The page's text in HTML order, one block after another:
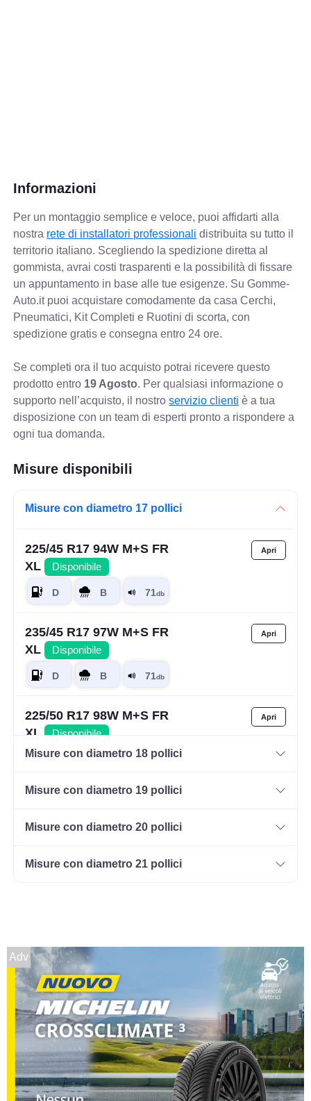
Informazioni
Per un montaggio semplice e veloce, puoi affidarti alla
nostra rete di installatori professionali distribuita su tutto il
territorio italiano. Scegliendo la spedizione diretta al
gommista, avrai costi trasparenti e la possibilità di fissare
un appuntamento in base alle tue esigenze. Su Gomme-
Auto.it puoi acquistare comodamente da casa Cerchi,
Pneumatici, Kit Completi e Ruotini di scorta, con
spedizione gratis e consegna entro 24 ore.
Se completi ora il tuo acquisto potrai ricevere questo
prodotto entro 19 Agosto. Per qualsiasi informazione o
supporto nell’acquisto, il nostroservizio clienti è a tua
disposizione con un team di esperti pronto a rispondere a
ogni tua domanda.
Misure disponibili
Misure con diametro 17 pollici
225/45 R17 94W M+S FR
XL
Disponibile
235/45 R17 97W M+S FR
XL
Disponibile
225/50 R17 98W M+S FR
XL
Disponibile
235/65 R17 108V M+S
245/45 R17 99W M+S FR
XL
Disponibile
235/55 R17 103W M+S
XL
Disponibile
Misure con diametro 18 pollici
Misure con diametro 19 pollici
Misure con diametro 20 pollici
Misure con diametro 21 pollici
Adv